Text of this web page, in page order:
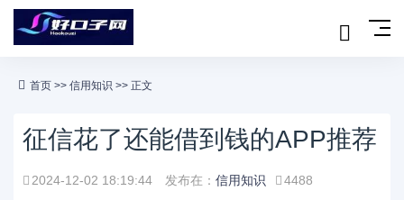
首页 >> 信用知识 >> 正文
征信花了还能借到钱的APP推荐
2024-12-02 18:19:44 发布在： 信用知识 4488